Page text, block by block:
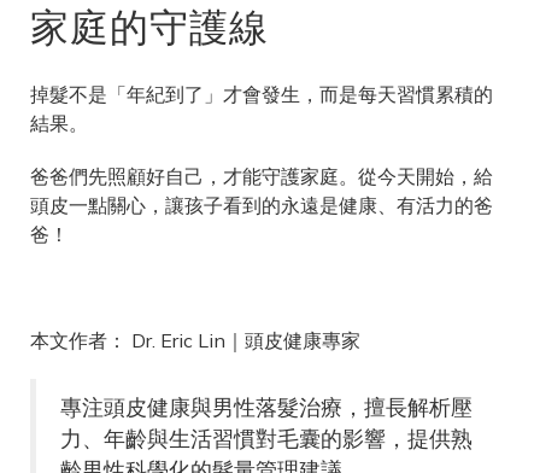
家庭的守護線
掉髮不是「年紀到了」才會發生，而是每天習慣累積的
結果。
爸爸們先照顧好自己，才能守護家庭。從今天開始，給
頭皮一點關心，讓孩子看到的永遠是健康、有活力的爸
爸！
本文作者： Dr. Eric Lin｜頭皮健康專家
專注頭皮健康與男性落髮治療，擅長解析壓
力、年齡與生活習慣對毛囊的影響，提供熟